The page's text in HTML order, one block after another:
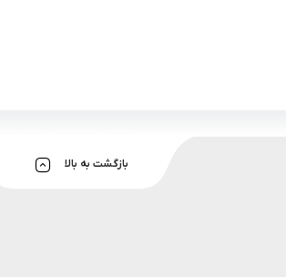
بازگشت به بالا